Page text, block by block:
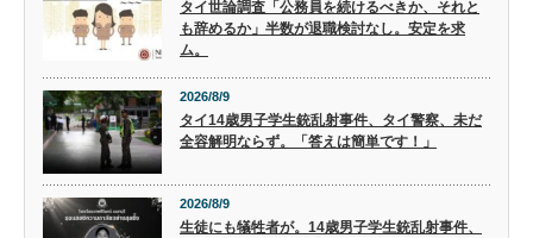
タイ世論調査「公務員を続けるべきか、それと
も辞めるか」半数が退職検討なし。安定を求
ム。
2026/8/9
タイ14歳男子学生銃乱射事件、タイ警察、未だ
全容解明ならず。「答えは簡単です！」
2026/8/9
生徒にも犠牲者が。14歳男子学生銃乱射事件、